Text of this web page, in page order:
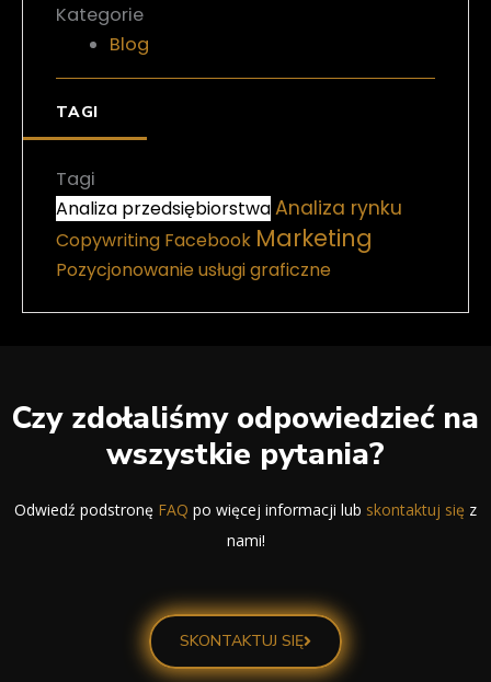
Kategorie
Blog
TAGI
Tagi
Analiza przedsiębiorstwaAnaliza rynku
Copywriting Facebook Marketing
Pozycjonowanie usługi graficzne
Czy zdołaliśmy odpowiedzieć na
wszystkie pytania?
Odwiedź podstronę FAQ po więcej informacji lub skontaktuj się z
nami!
SKONTAKTUJ SIĘ